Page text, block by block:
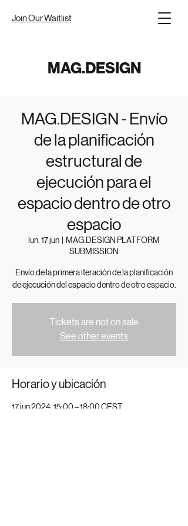
Join Our Waitlist
MAG.DESIGN
MAG.DESIGN - Envío
de la planificación
estructural de
ejecución para el
espacio dentro de otro
espacio
lun, 17 jun
MAG.DESIGN PLATFORM
SUBMISSION
Envío de la primera iteración de la planificación
de ejecución del espacio dentro de otro espacio.
Tickets are not on sale
See other events
Horario y ubicación
17 jun 2024, 15:00 – 18:00 CEST